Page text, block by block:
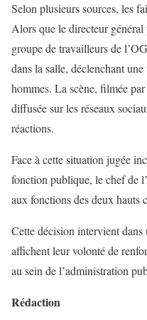
Selon plusieurs sources, les
Alors que le directeur
groupe de travailleurs de
dans la salle, déclenchant
hommes. La scène, filmée
diffusée sur les réseaux
réactions.
Face à cette situation jugée
fonction publique, le chef de
aux fonctions des deux hauts
Cette décision intervient
affichent leur volonté de
au sein de l’administration
Rédaction